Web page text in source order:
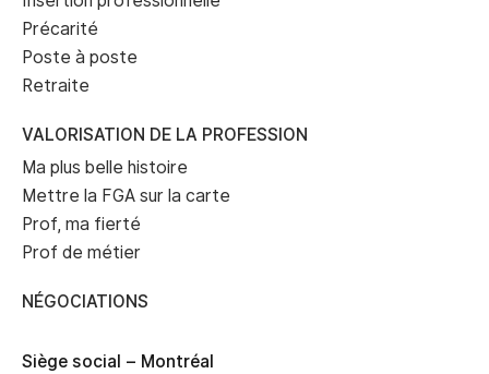
Précarité
Poste à poste
Retraite
VALORISATION DE LA PROFESSION
Ma plus belle histoire
Mettre la FGA sur la carte
Prof, ma fierté
Prof de métier
NÉGOCIATIONS
Siège social – Montréal